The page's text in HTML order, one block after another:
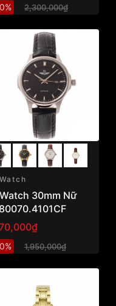
2,300,000₫
30mm Nữ
1,950,000₫